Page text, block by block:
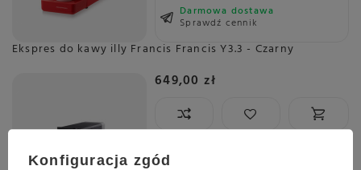
Darmowa dostawa
Sprawdź cennik
Ekspres do kawy illy Francis Francis Y3.3 - Czarny
649,00 zł
Konfiguracja zgód